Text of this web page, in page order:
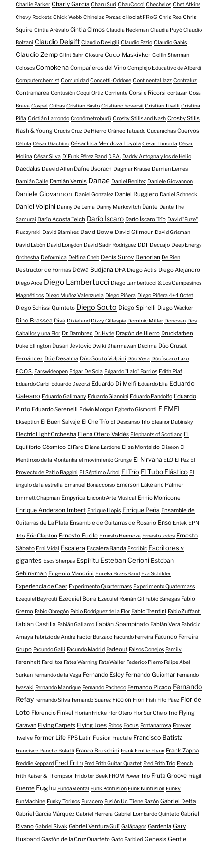
Charlie Parker Charly García Charu Suri ChauCoco! Chechelos Chet Atkins
Chevy Rockets Chick Webb Chinelas Persas cHoclat FRoG Chris Rea Chris
Squire Cintia Arévalo Cintia Olmos Claudia Heckman Claudia Puyó Claudio
Bolzani Claudio Delgift Claudio Devigili Claudio Fazio Claudio Gabis
Claudio Zemp Clint Bahr Closure Coco Maskivker Collin Sherman
Colosos Comokena Compañeros del Vino Complejo Educativo de Alberdi
Computerchemist Comunidad Concetti-Oddone Continental Jazz Contraluz
Contramarea Contusión Coqui Ortiz Corriente Corsi e Ricorsi cortazar Cosa
Brava Cospel Cribas Cristian Basto Cristiano Roversii Cristian Tiselli Cristina
Piña Cristián Larrondo Cronómetrobudú Crosby Stills and Nash Crosby Stills
Nash & Young Crucis Cruz De Hierro Cráneo Tatuado Cucarachas Cuervos
Célula César Giachino César Inca Mendoza Loyola César Limonta César
Molina César Silva D'Funk Pérez Band D.F.A. Daddy Antogna y los de Helio
Daedalus Daevid Allen Dafne Usorach Dagmar Krause Damian Lemes
Damián Calle Damián Vernis Danae Daniel Benitez Daniele Giovannon
Daniele Giovannoni Daniel Gonzalez Daniel Ruggiero Daniel Schneck
Daniel Volpini Danny De Lema Danny Markovitch Dante Dante The
Samurai Darío Acosta Teich Darío Íscaro Darío Íscaro Trío David "Fuze"
Fiuczynski David Blamires David Bowie David Gilmour David Grisman
David Lebón David Longdon David Sadir Rodriguez DDT Decuajo Deep Energy
Orchestra Deformica Delfina Cheb Denis Surov Denorian De Rien
Destructor de Formas Dewa Budjana DFA Diego Actis Diego Alejandro
Diego Arce Diego Lambertucci Diego Lambertucci & Los Campesinos
Magnéticos Diego Muñoz Valenzuela Diego Piñera Diego Piñera 4+4 Octet
Diego Schissi Quinteto Diego Souto Diego Spinelli Diego Wacker
Dino Brassea Diva Dixieland Dizzy Gillespie Dominic Miller Donovan Dos
Caballos y una Flor Dr. Dambred Dr. Hyde Dragón de Hierro Druckfarben
Duke Ellington Dusan Jevtovic Dwiki Dharmawan Décima Dúo Crusat
Fernández Dúo Desalma Dúo Souto Volpini Dúo Veza Dúo Íscaro Lazo
E.C.O.S. Earswideopen Edgar De Sola Edgardo "Lalo" Barrios Edith Piaf
Eduardo Carbi Eduardo Dezorzi Eduardo Di Melfi Eduardo Elia Eduardo
Galeano Eduardo Galimany Eduardo Giannini Eduardo Pandolfo Eduardo
Pinto Eduardo Serenelli Edwin Morgan Egberto Gismonti EIEMEL
Ekseption El Buen Salvaje El Che Trío El Descanso Trío Eleanor Dubinsky
Electric Light Orchestra Elena Otero Valdés Elephants of Scotland El
Equilibrio Cósmico El Faro Eliana Lardone Elisa Montaldo Eliseon El
Mentiroso de la Montanha el movimiento Grunge El Nirvana ELO El Pez El
Proyecto de Pablo Baggini El Séptimo Árbol El Trío El Tubo Elástico El
ángulo de la estrella Emanuel Bonaccorso Emerson Lake and Palmer
Emmett Chapman Empyrica EncontrArte Musical Ennio Morricone
Enrique Anderson Imbert Enrique Llopis Enrique Peña Ensamble de
Guitarras de La Plata Ensamble de Guitarras de Rosario Enso Entek EPN
Trío Eric Clapton Ernesto Fucile Ernesto Hermoza Ernesto Jodos Ernesto
Sábato Erni Vidal Escalera Escalera Banda Escribir: Escritores y
gigantes Esos Sherpas Espíritu Esteban Cerioni Esteban
Sehinkman Eugenio Mandrini Eureka Brass Band Eva Schilder
Experiencia de Caer Experimento Quartermass Experimento Quatermass
Ezequiel Beyrouti Ezequiel Borra Ezequiel Román Gil Fabio Banegas Fabio
Gremo Fabio Obregón Fabio Rodriguez de la Flor Fabio Trentini Fabio Zuffanti
Fabián Castilla Fabián Gallardo Fabián Spampinato Fabián Vera Fabricio
Amaya Fabrizio de Andre Factor Burzaco Facundo Ferreira Facundo Ferreira
Grupo Facundo Galli Facundo Madrid Fadeout Falsos Conejos Family
Farenheit Farolitos Fates Warning Fats Waller Federico Pierro Felipe Abel
Surkan Fernando de la Vega Fernando Esley Fernando Guiomar Fernando
Iwasaki Fernando Manrique Fernando Pacheco Fernando Picado Fernando
Refay Fernando Silva Fernando Suarez Ficción Fion Fish Fito Páez Flor de
Loto Florencio Finkel Florian Fricke Flor Otero Flor Sur Chelo Trío Flying
Caravan Flying Carpets Flying Joes Fobos Focus Fontanarrosa Forever
Twelve Former Life FPS Latin Fusion Fractale Francisco Batista
Francisco Pancho Bolatti Franco Bruschini Frank Emilio Flynn Frank Zappa
Freddie Keppard Fred Frith Fred Frith Guitar Quartet Fred Frith Trio French
Frith Kaiser & Thompson Frido ter Beek FROM Power Trío Fruta Groove Frágil
Fuente Fughu FundaMental Funk Konfusion Funk Kunfusion Funky
FunMachine Funky Torinos Furacero Fusión Ud. Tiene Razón Gabriel Delta
Gabriel García Márquez Gabriel Herrera Gabriel Lombardo Quinteto Gabriel
Rivano Gabriel Sivak Gabriel Ventura Gulí Galápagos Gardenia Gary
Husband Gastón de la Cruz Quarteto Gato Barbieri Genesis Gentle